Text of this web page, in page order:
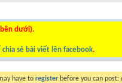
dưới).
chia sẻ bài viết lên facebook.
have to register before you can